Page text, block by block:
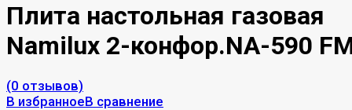
Плита настольная газовая
Namilux 2-конфор.NA-590
(0 отзывов)
В избранноеВ сравнение